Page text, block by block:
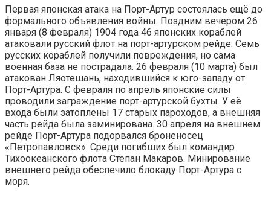
Первая японская атака на Порт-Артур состоялась ещё до
формального объявления войны. Поздним вечером 26
января (8 февраля) 1904 года 46 японских кораблей
атаковали русский флот на порт-артурском рейде. Семь
русских кораблей получили повреждения, но сама
военная база не пострадала. 26 февраля (10 марта) был
атакован Ляотешань, находившийся к юго-западу от
Порт-Артура. С февраля по апрель японские силы
проводили заграждение порт-артурской бухты. У её
входа были затоплены 17 старых пароходов, а внешняя
часть рейда была заминирована. 30 апреля на внешнем
рейде Порт-Артура подорвался броненосец
«Петропавловск». Среди погибших был командир
Тихоокеанского флота Степан Макаров. Минирование
внешнего рейда обеспечило блокаду Порт-Артура с
моря.